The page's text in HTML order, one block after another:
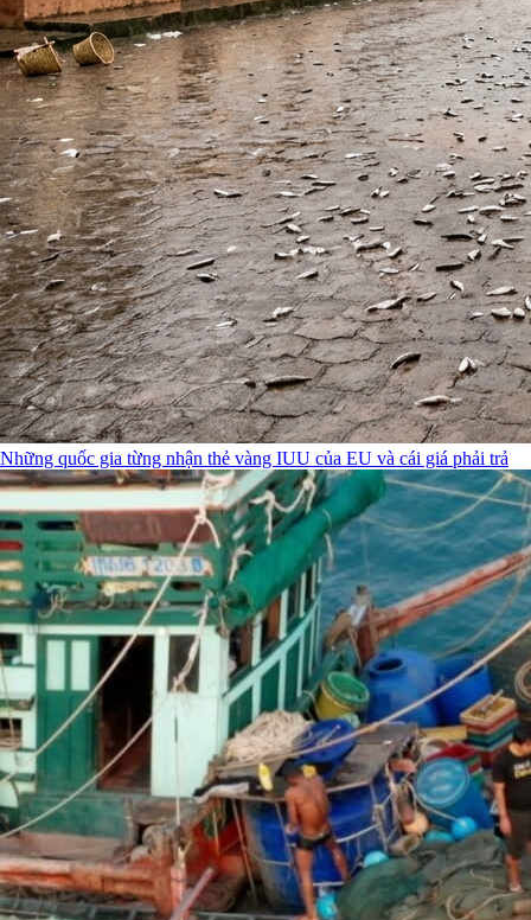
Những quốc gia từng nhận thẻ vàng IUU của EU và cái giá phải trả